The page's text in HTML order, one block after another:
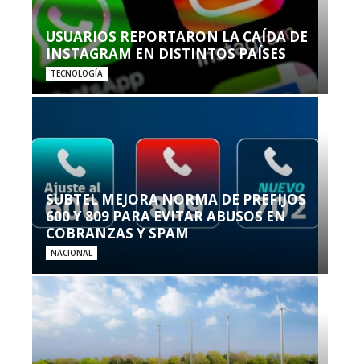
USUARIOS REPORTARON LA CAÍDA DE
INSTAGRAM EN DISTINTOS PAÍSES
TECNOLOGÍA
SUBTEL MEJORA NORMA DE PREFIJOS
600 Y 809 PARA EVITAR ABUSOS EN
COBRANZAS Y SPAM
NACIONAL